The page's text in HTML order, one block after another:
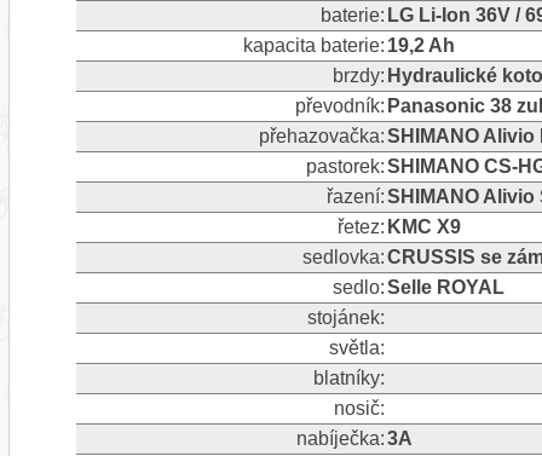
baterie: LG Li-Ion 36V /
kapacita baterie: 19,2 Ah
brzdy: Hydraulické
převodník: Panasonic 38
přehazovačka:SHIMANO Alivio
pastorek:SHIMANO CS-
řazení:SHIMANO Alivio
řetez: KMC X9
sedlovka:CRUSSIS se
sedlo:Selle ROYAL
stojánek:
světla:
blatníky:
nosič:
nabíječka:3A